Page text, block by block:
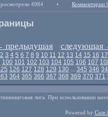
4984 • Комментарии
предыдущая следующая
2 3 4 5 6 7 8 9 10 11 12 13 14 15 16 17
100 101 102 103 104 105 106 107
126 127 128 129 130 ... 345 346
364 365 366 367 368 369 370 371
лига. При использовании
Powered by Cute